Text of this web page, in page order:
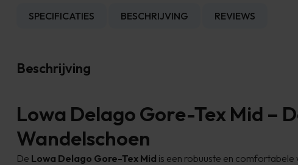
SPECIFICATIES BESCHRIJVING REVIEWS
Beschrijving
Lowa Delago Gore-Tex Mid –
Wandelschoen
De Lowa Delago Gore-Tex Mid is een robuuste en